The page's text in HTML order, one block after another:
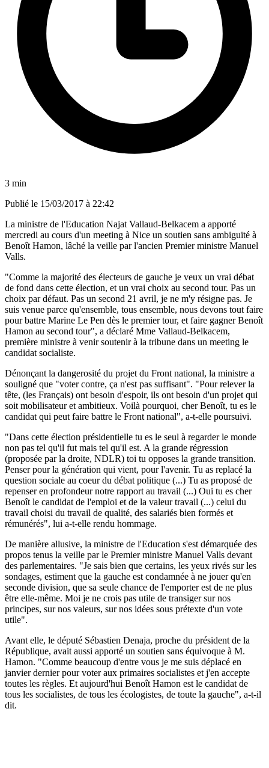
3 min
Publié le 15/03/2017 à 22:42
La ministre de l'Education Najat Vallaud-Belkacem a apporté
mercredi au cours d'un meeting à Nice un soutien sans ambiguïté à
Benoît Hamon, lâché la veille par l'ancien Premier ministre Manuel
Valls.
"Comme la majorité des électeurs de gauche je veux un vrai débat
de fond dans cette élection, et un vrai choix au second tour. Pas un
choix par défaut. Pas un second 21 avril, je ne m'y résigne pas. Je
suis venue parce qu'ensemble, tous ensemble, nous devons tout faire
pour battre Marine Le Pen dès le premier tour, et faire gagner Benoît
Hamon au second tour", a déclaré Mme Vallaud-Belkacem,
première ministre à venir soutenir à la tribune dans un meeting le
candidat socialiste.
Dénonçant la dangerosité du projet du Front national, la ministre a
souligné que "voter contre, ça n'est pas suffisant". "Pour relever la
tête, (les Français) ont besoin d'espoir, ils ont besoin d'un projet qui
soit mobilisateur et ambitieux. Voilà pourquoi, cher Benoît, tu es le
candidat qui peut faire battre le Front national", a-t-elle poursuivi.
"Dans cette élection présidentielle tu es le seul à regarder le monde
non pas tel qu'il fut mais tel qu'il est. A la grande régression
(proposée par la droite, NDLR) toi tu opposes la grande transition.
Penser pour la génération qui vient, pour l'avenir. Tu as replacé la
question sociale au coeur du débat politique (...) Tu as proposé de
repenser en profondeur notre rapport au travail (...) Oui tu es cher
Benoît le candidat de l'emploi et de la valeur travail (...) celui du
travail choisi du travail de qualité, des salariés bien formés et
rémunérés", lui a-t-elle rendu hommage.
De manière allusive, la ministre de l'Education s'est démarquée des
propos tenus la veille par le Premier ministre Manuel Valls devant
des parlementaires. "Je sais bien que certains, les yeux rivés sur les
sondages, estiment que la gauche est condamnée à ne jouer qu'en
seconde division, que sa seule chance de l'emporter est de ne plus
être elle-même. Moi je ne crois pas utile de transiger sur nos
principes, sur nos valeurs, sur nos idées sous prétexte d'un vote
utile".
Avant elle, le député Sébastien Denaja, proche du président de la
République, avait aussi apporté un soutien sans équivoque à M.
Hamon. "Comme beaucoup d'entre vous je me suis déplacé en
janvier dernier pour voter aux primaires socialistes et j'en accepte
toutes les règles. Et aujourd'hui Benoît Hamon est le candidat de
tous les socialistes, de tous les écologistes, de toute la gauche", a-t-il
dit.